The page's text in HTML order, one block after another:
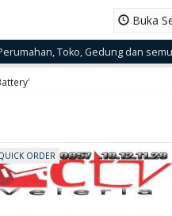
Buka
Toko, Gedung dan semua
ORDER